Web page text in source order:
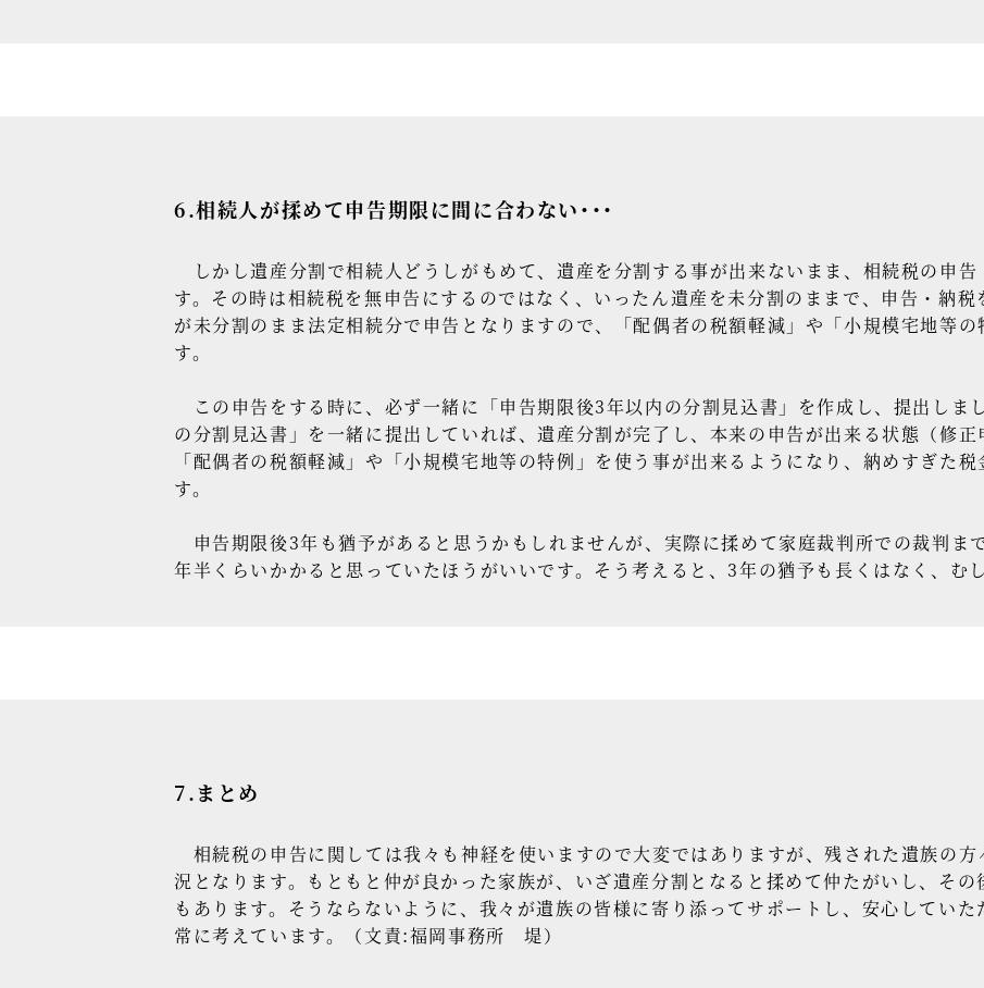
6.相続人が揉めて申告期限に間に合わない･･･
しかし遺産分割で相続人どうしがもめて、遺産を分割する事が出来ないまま、相続税の申
す。その時は相続税を無申告にするのではなく、いったん遺産を未分割のままで、申告・納
が未分割のまま法定相続分で申告となりますので、「配偶者の税額軽減」や「小規模宅地等
す。
この申告をする時に、必ず一緒に「申告期限後3年以内の分割見込書」を作成し、提出しま
の分割見込書」を一緒に提出していれば、遺産分割が完了し、本来の申告が出来る状態（修正
「配偶者の税額軽減」や「小規模宅地等の特例」を使う事が出来るようになり、納めすぎた
す。
申告期限後3年も猶予があると思うかもしれませんが、実際に揉めて家庭裁判所での裁判ま
年半くらいかかると思っていたほうがいいです。そう考えると、3年の猶予も長くはなく、む
7.まとめ
相続税の申告に関しては我々も神経を使いますので大変ではありますが、残された遺族の
況となります。もともと仲が良かった家族が、いざ遺産分割となると揉めて仲たがいし、そ
もあります。そうならないように、我々が遺族の皆様に寄り添ってサポートし、安心してい
常に考えています。（文責:福岡事務所 堤）